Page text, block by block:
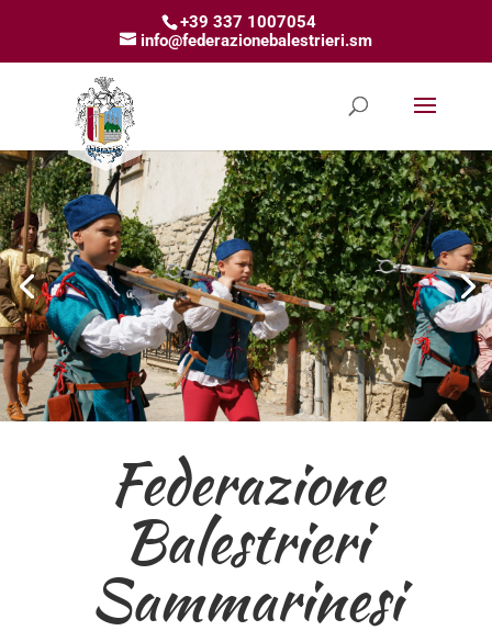
+39 337 1007054
info@federazionebalestrieri.sm
Federazione
Balestrieri
Sammarinesi